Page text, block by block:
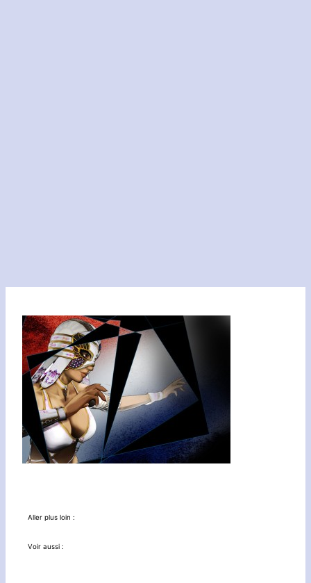
Aller plus loin :
Voir aussi :